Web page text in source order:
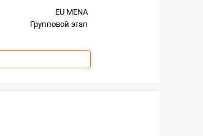
EU MENA
Групповой этап